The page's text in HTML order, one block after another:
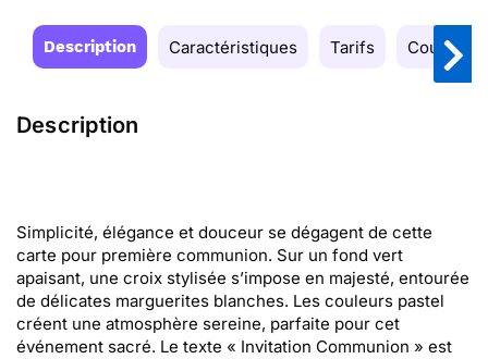
Description Caractéristiques Tarifs Couleurs
Description
Simplicité, élégance et douceur se dégagent de cette
carte pour première communion. Sur un fond vert
apaisant, une croix stylisée s’impose en majesté, entourée
de délicates marguerites blanches. Les couleurs pastel
créent une atmosphère sereine, parfaite pour cet
événement sacré. Le texte « Invitation Communion » est